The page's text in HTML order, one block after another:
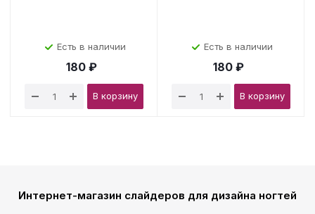
Есть в наличии
180 ₽
В корзину
Есть в наличии
180 ₽
В корзину
Интернет-магазин слайдеров для дизайна ногтей